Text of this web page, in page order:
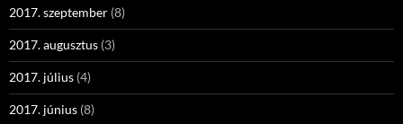
2017. szeptember (8)
2017. augusztus (3)
2017. július (4)
2017. június (8)